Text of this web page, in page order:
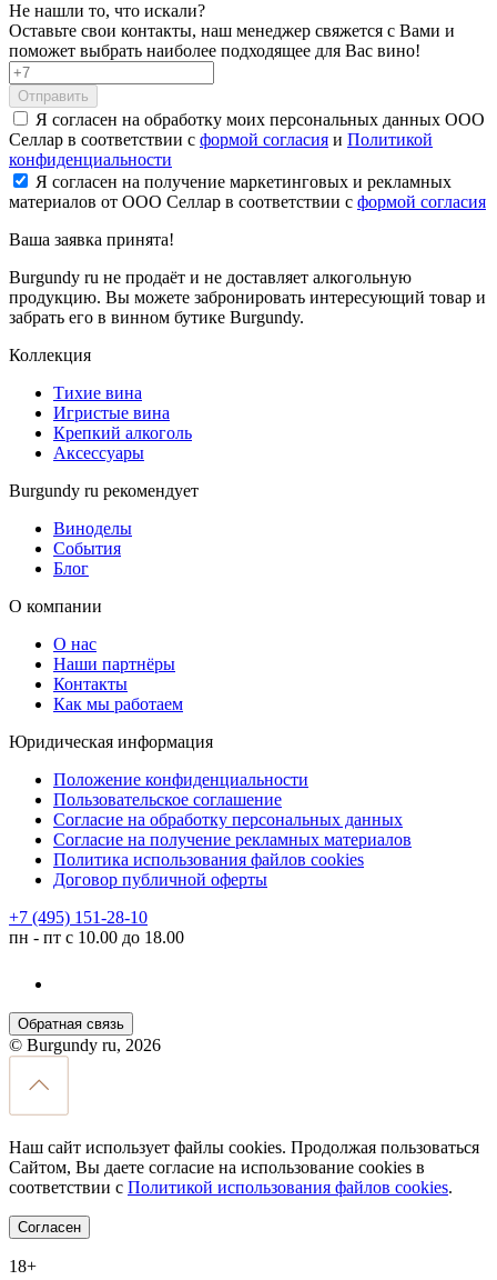
Не нашли то, что искали?
Оставьте свои контакты, наш менеджер свяжется с Вами и
поможет выбрать наиболее подходящее для Вас вино!
Отправить
Я согласен на обработку моих персональных данных ООО
Селлар в соответствии с формой согласия и Политикой
конфиденциальности
Я согласен на получение маркетинговых и рекламных
материалов от ООО Селлар в соответствии с формой согласия
Ваша заявка принята!
Burgundy ru не продаёт и не доставляет алкогольную
продукцию. Вы можете забронировать интересующий товар и
забрать его в винном бутике Burgundy.
Коллекция
Тихие вина
Игристые вина
Крепкий алкоголь
Аксессуары
Burgundy ru рекомендует
Виноделы
События
Блог
О компании
О нас
Наши партнёры
Контакты
Как мы работаем
Юридическая информация
Положение конфиденциальности
Пользовательское соглашение
Согласие на обработку персональных данных
Согласие на получение рекламных материалов
Политика использования файлов cookies
Договор публичной оферты
+7 (495) 151-28-10
пн - пт с 10.00 до 18.00
Обратная связь
© Burgundy ru, 2026
Наш сайт использует файлы cookies. Продолжая пользоваться
Сайтом, Вы даете согласие на использование cookies в
соответствии с Политикой использования файлов cookies.
Согласен
18+